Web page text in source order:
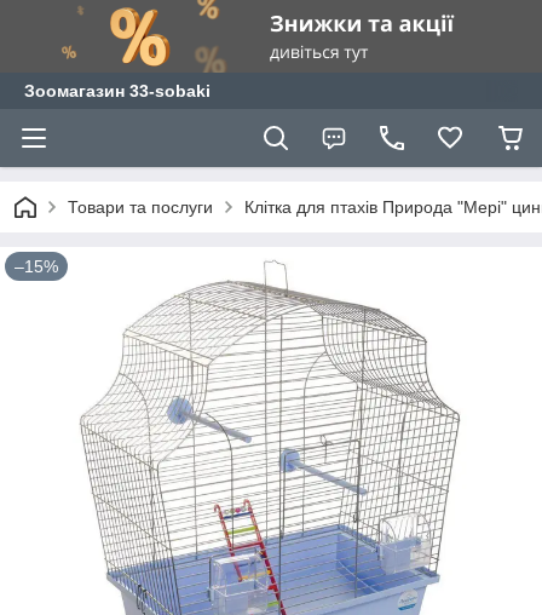
Зоомагазин 33-sobaki
Товари та послуги Клітка для птахів Природа "Мері"
–15%